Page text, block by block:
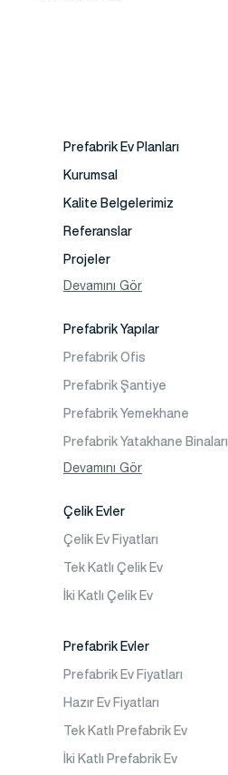
Prefabrik Ev Planları
Kurumsal
Kalite Belgelerimiz
Referanslar
Projeler
Fotoğraf Galeri
Devamını Gör
Prefabrik Yapılar
Prefabrik Ofis
Prefabrik Şantiye
Prefabrik Yemekhane
Prefabrik Yatakhane Binaları
Prefabrik Dükkan
Prefabrik Acil Afet Binaları
Prefabrik WC Duş Binaları
Şantiye Mobilizasyon
Şantiye Kamp Binaları
Devamını Gör
Çelik Evler
Çelik Ev Fiyatları
Tek Katlı Çelik Ev
İki Katlı Çelik Ev
Prefabrik Evler
Prefabrik Ev Fiyatları
Hazır Ev Fiyatları
Tek Katlı Prefabrik Ev
İki Katlı Prefabrik Ev